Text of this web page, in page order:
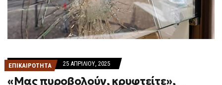
ΕΠΙΚΑΙΡΟΤΗΤΑ 25 ΑΠΡΙΛΊΟΥ, 2025
«Μας πυροβολούν, κρυφτείτε»,